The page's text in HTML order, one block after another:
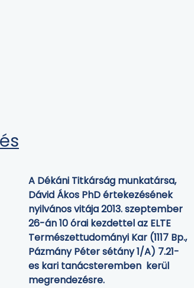
A Dékáni Titkárság munkatársa,
Dávid Ákos PhD értekezésének
nyilvános vitája 2013. szeptember
26-án 10 órai kezdettel az ELTE
Természettudományi Kar (1117 Bp.,
Pázmány Péter sétány 1/A) 7.21-
es kari tanácsteremben kerül
megrendezésre.